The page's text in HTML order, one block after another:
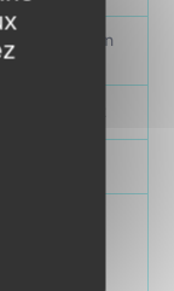
Mars et juin